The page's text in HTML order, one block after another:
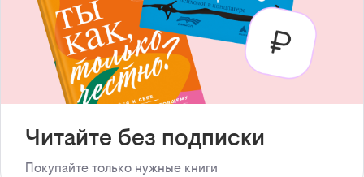
Читайте без подписки
Покупайте только нужные книги